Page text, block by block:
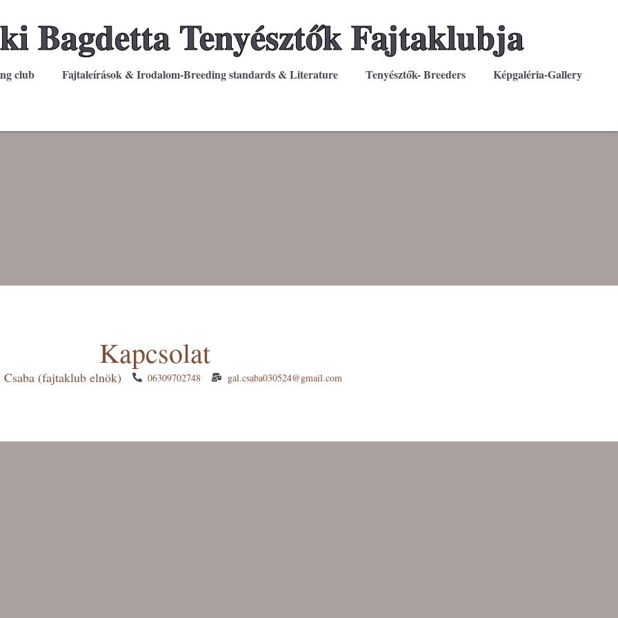
Bagdetta Tenyésztők Fajtaklubja
club Fajtaleírások & Irodalom-Breeding standards & Literature Tenyésztők- Breeders Képgaléria-Gallery
Kapcsolat
Csaba (fajtaklub elnök) 06309702748 gal.csaba030524@gmail.com